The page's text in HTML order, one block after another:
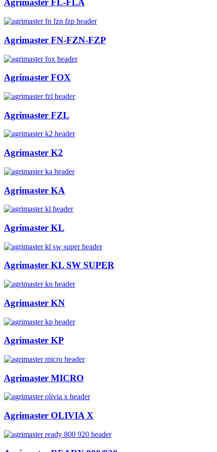
Agrimaster FL-FLA
Agrimaster FN-FZN-FZP
Agrimaster FOX
Agrimaster FZL
Agrimaster K2
Agrimaster KA
Agrimaster KL
Agrimaster KL SW SUPER
Agrimaster KN
Agrimaster KP
Agrimaster MICRO
Agrimaster OLIVIA X